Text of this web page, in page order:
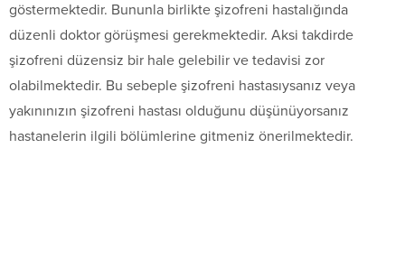
göstermektedir. Bununla birlikte şizofreni hastalığında
düzenli doktor görüşmesi gerekmektedir. Aksi takdirde
şizofreni düzensiz bir hale gelebilir ve tedavisi zor
olabilmektedir. Bu sebeple şizofreni hastasıysanız veya
yakınınızın şizofreni hastası olduğunu düşünüyorsanız
hastanelerin ilgili bölümlerine gitmeniz önerilmektedir.